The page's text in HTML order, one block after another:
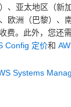
、亚太地区（
欧洲（巴黎）
费。此外，您还
Config 定价和
Systems